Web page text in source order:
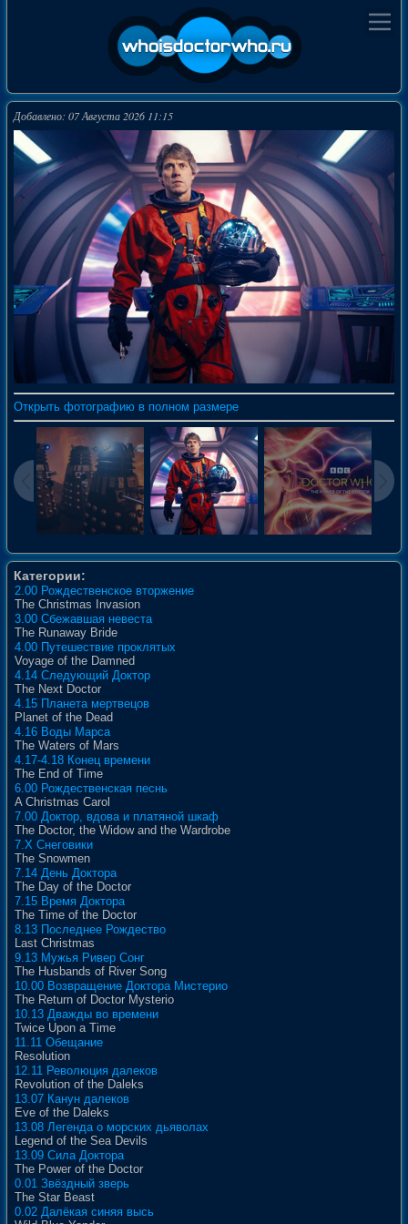
Добавлено: 07 Августа 2026 11:15
Открыть фотографию в полном размере
Категории:
2.00 Рождественское вторжение
The Christmas Invasion
3.00 Сбежавшая невеста
The Runaway Bride
4.00 Путешествие проклятых
Voyage of the Damned
4.14 Следующий Доктор
The Next Doctor
4.15 Планета мертвецов
Planet of the Dead
4.16 Воды Марса
The Waters of Mars
4.17-4.18 Конец времени
The End of Time
6.00 Рождественская песнь
A Christmas Carol
7.00 Доктор, вдова и платяной шкаф
The Doctor, the Widow and the Wardrobe
7.X Снеговики
The Snowmen
7.14 День Доктора
The Day of the Doctor
7.15 Время Доктора
The Time of the Doctor
8.13 Последнее Рождество
Last Christmas
9.13 Мужья Ривер Сонг
The Husbands of River Song
10.00 Возвращение Доктора Мистерио
The Return of Doctor Mysterio
10.13 Дважды во времени
Twice Upon a Time
11.11 Обещание
Resolution
12.11 Революция далеков
Revolution of the Daleks
13.07 Канун далеков
Eve of the Daleks
13.08 Легенда о морских дьяволах
Legend of the Sea Devils
13.09 Сила Доктора
The Power of the Doctor
0.01 Звёздный зверь
The Star Beast
0.02 Далёкая синяя высь